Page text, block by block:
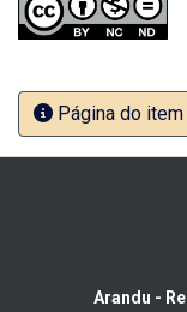
Página do
Arandu -